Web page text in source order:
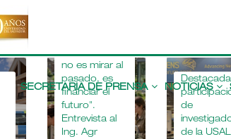
Main
navigation
SECRETARIA DE PRENSA NOTICIAS
agropecuaria
no es mirar al
pasado, es
financiar el
futuro".
Entrevista al
Ing. Agr
Destacada
de
de la